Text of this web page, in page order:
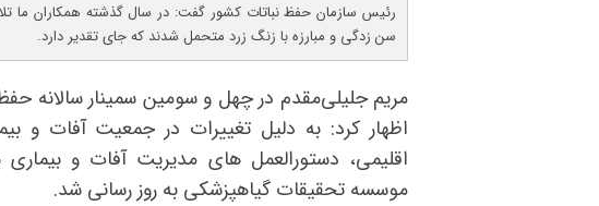
رئیس سازمان حفظ نباتات کشور گفت: در سال گذشته همکاران ما
سن زدگی و مبارزه با زنگ زرد متحمل شدند که جای تقدیر دارد.
مریم جلیلی‌مقدم در چهل و سومین سمینار سالانه
اظهار کرد: به دلیل تغییرات در جمعیت آفات و
اقلیمی، دستورالعمل های مدیریت آفات و
موسسه تحقیقات گیاهپزشکی به روز رسانی شد.